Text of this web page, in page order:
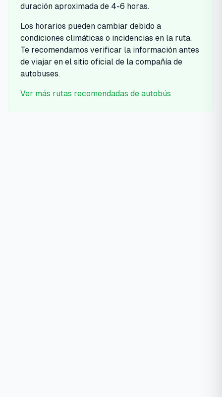
duración aproximada de 4-6 horas.
Los horarios pueden cambiar debido a
condiciones climáticas o incidencias en la ruta.
Te recomendamos verificar la información antes
de viajar en el sitio oficial de la compañía de
autobuses.
Ver más rutas recomendadas de autobús